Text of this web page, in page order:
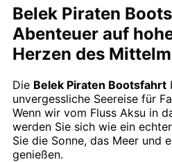
Belek Piraten
Abenteuer auf
Herzen des
Die Belek Piraten Bootsfahrt
unvergessliche Seereise für
Wenn wir vom Fluss Aksu in
werden Sie sich wie ein
Sie die Sonne, das Meer und
genießen.